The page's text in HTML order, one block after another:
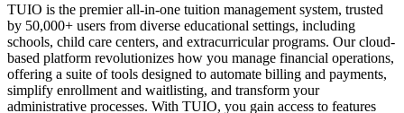
TUIO is the premier all-in-one tuition management system, trusted
by 50,000+ users from diverse educational settings, including
schools, child care centers, and extracurricular programs. Our cloud-
based platform revolutionizes how you manage financial operations,
offering a suite of tools designed to automate billing and payments,
simplify enrollment and waitlisting, and transform your
administrative processes. With TUIO, you gain access to features